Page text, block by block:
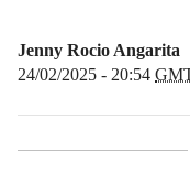
Jenny Rocio Angarita
24/02/2025 - 20:54